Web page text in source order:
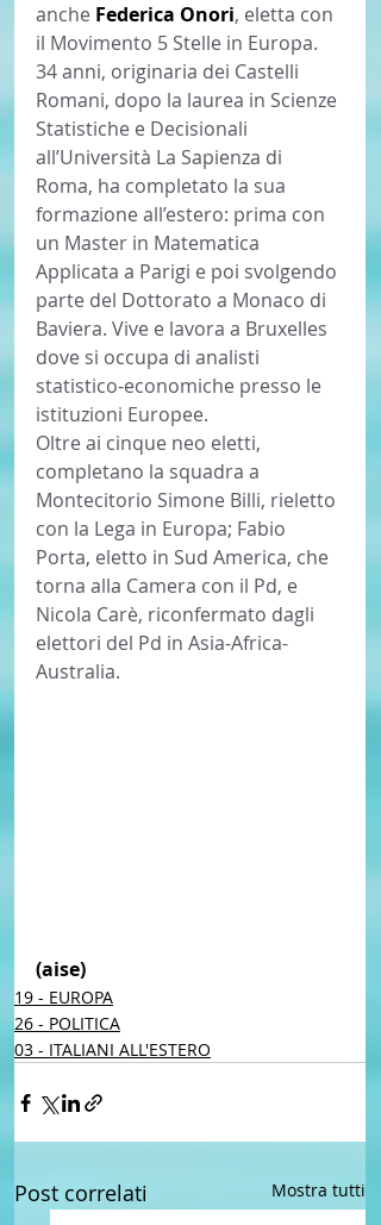
anche Federica Onori, eletta con
il Movimento 5 Stelle in Europa.
34 anni, originaria dei Castelli
Romani, dopo la laurea in Scienze
Statistiche e Decisionali
all’Università La Sapienza di
Roma, ha completato la sua
formazione all’estero: prima con
un Master in Matematica
Applicata a Parigi e poi svolgendo
parte del Dottorato a Monaco di
Baviera. Vive e lavora a Bruxelles
dove si occupa di analisti
statistico-economiche presso le
istituzioni Europee.
Oltre ai cinque neo eletti,
completano la squadra a
Montecitorio Simone Billi, rieletto
con la Lega in Europa; Fabio
Porta, eletto in Sud America, che
torna alla Camera con il Pd, e
Nicola Carè, riconfermato dagli
elettori del Pd in Asia-Africa-
Australia.
(aise)
19 - EUROPA
26 - POLITICA
03 - ITALIANI ALL'ESTERO
Post correlati Mostra tutti